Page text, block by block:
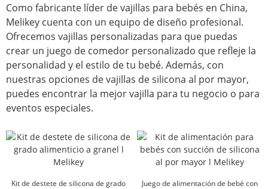
Como fabricante líder de vajillas para bebés en China,
Melikey cuenta con un equipo de diseño profesional.
Ofrecemos vajillas personalizadas para que puedas
crear un juego de comedor personalizado que refleje la
personalidad y el estilo de tu bebé. Además, con
nuestras opciones de vajillas de silicona al por mayor,
puedes encontrar la mejor vajilla para tu negocio o para
eventos especiales.
Kit de destete de silicona de grado
Juego de alimentación de bebé con